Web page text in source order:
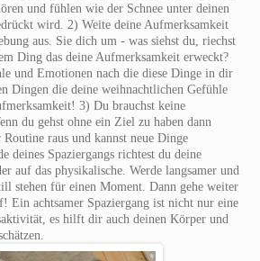
und fühlen wie der Schnee unter deinen
wird. 2) Weite deine Aufmerksamkeit
aus. Sie dich um - was siehst du, riechst
Ding das deine Aufmerksamkeit erweckt?
und Emotionen nach die diese Dinge in dir
Dingen die deine weihnachtlichen Gefühle
3) Du brauchst keine
du gehst ohne ein Ziel zu haben dann
raus und kannst neue Dinge
deines Spaziergangs richtest du deine
auf das physikalische. Werde langsamer und
stehen für einen Moment. Dann gehe weiter
Ein achtsamer Spaziergang ist nicht nur eine
es hilft dir auch deinen Körper und